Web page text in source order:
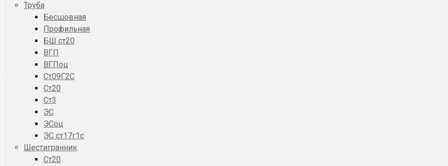
Труба
Бесшовная
Профильная
БШ ст20
ВГП
ВГПоц
Ст09Г2С
Ст20
Ст3
ЭС
ЭСоц
ЭС ст17г1с
Шестигранник
Ст20